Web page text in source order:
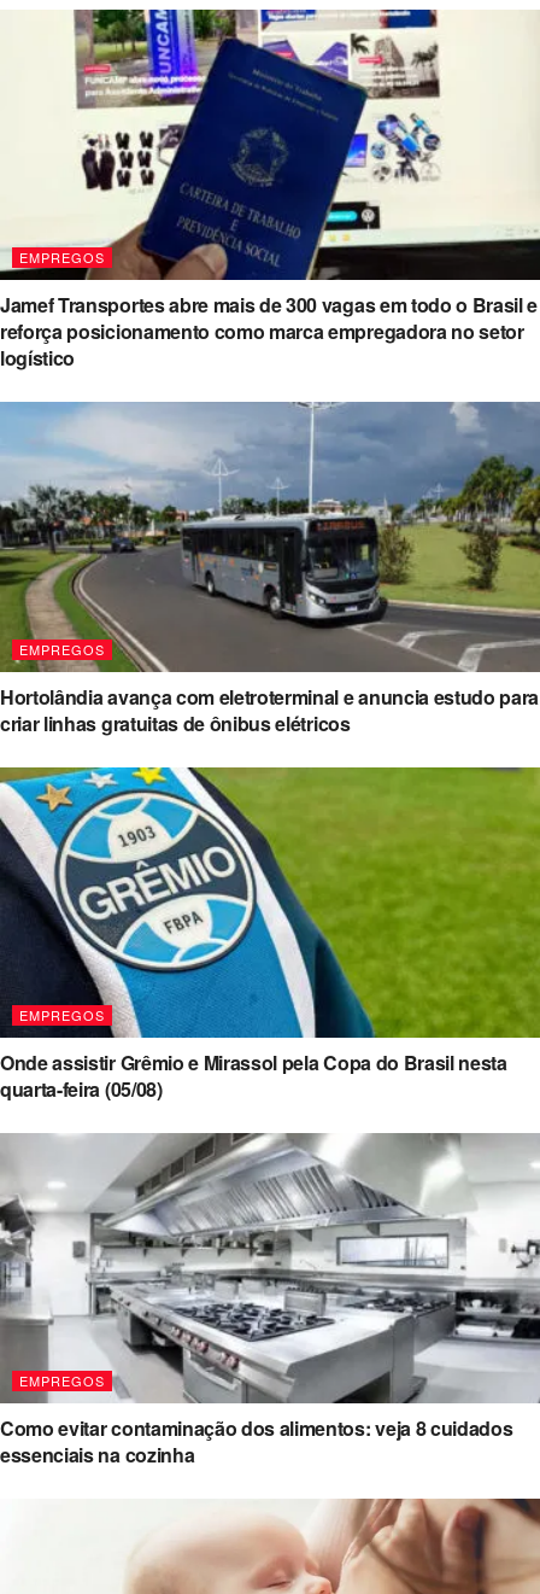
EMPREGOS
Jamef Transportes abre mais de 300 vagas em todo o Brasil e
reforça posicionamento como marca empregadora no setor
logístico
EMPREGOS
Hortolândia avança com eletroterminal e anuncia estudo para
criar linhas gratuitas de ônibus elétricos
EMPREGOS
Onde assistir Grêmio e Mirassol pela Copa do Brasil nesta
quarta-feira (05/08)
EMPREGOS
Como evitar contaminação dos alimentos: veja 8 cuidados
essenciais na cozinha